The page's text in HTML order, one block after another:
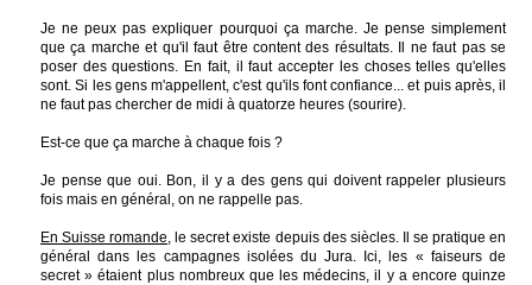
Je ne peux pas expliquer pourquoi ça marche. Je pense simplement
que ça marche et qu'il faut être content des résultats. Il ne faut pas se
poser des questions. En fait, il faut accepter les choses telles qu'elles
sont. Si les gens m'appellent, c'est qu'ils font confiance... et puis après, il
ne faut pas chercher de midi à quatorze heures (sourire).
Est-ce que ça marche à chaque fois ?
Je pense que oui. Bon, il y a des gens qui doivent rappeler plusieurs
fois mais en général, on ne rappelle pas.
En Suisse romande, le secret existe depuis des siècles. Il se pratique en
général dans les campagnes isolées du Jura. Ici, les « faiseurs de
secret » étaient plus nombreux que les médecins, il y a encore quinze